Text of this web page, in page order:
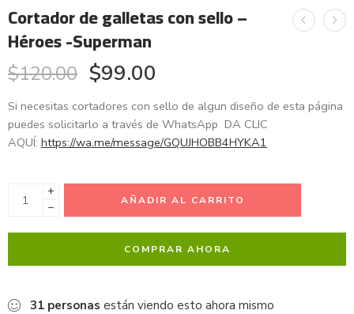
Cortador de galletas con sello –
Héroes -Superman
$120.00 $99.00
Si necesitas cortadores con sello de algun diseño de esta página
puedes solicitarlo a través de WhatsApp DA CLIC
AQUÍ: https://wa.me/message/GQUJHOBB4HYKA1
+
−
AÑADIR AL CARRITO
COMPRAR AHORA
31 personas están viendo esto ahora mismo